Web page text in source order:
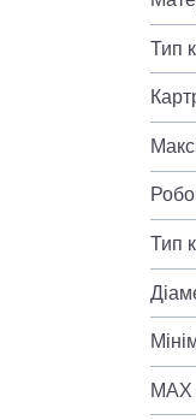
Тип
Тип
MAX